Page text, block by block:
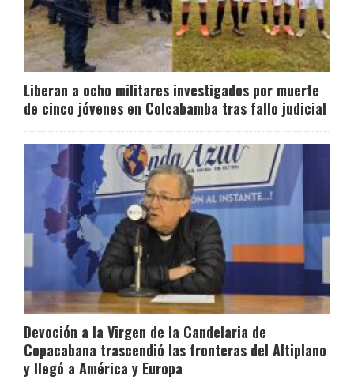
Liberan a ocho militares investigados por muerte
de cinco jóvenes en Colcabamba tras fallo judicial
Devoción a la Virgen de la Candelaria de
Copacabana trascendió las fronteras del Altiplano
y llegó a América y Europa